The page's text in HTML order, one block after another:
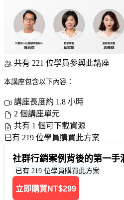
共有 221 位學員參與此講座
本講座包含以下內容：
講座長度約 1.8 小時
2 個講座單元
共有 1 個可下載資源
已有 219 位學員購買此方案
社群行銷案例背後的第一手
已有 219 位學員購買此方案
立即購買 NT$299